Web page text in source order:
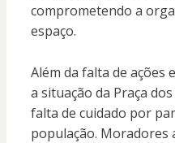
comprometendo a
espaço.
Além da falta de ações
a situação da Praça
falta de cuidado por
população. Moradores